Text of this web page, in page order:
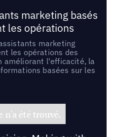
marketing basés
les opérations
marketing
les opérations des
améliorant l'efficacité, la
basées sur les
n'a été trouvé.